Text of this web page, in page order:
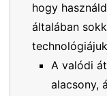
hogy
általában
A valódi
alacsony,